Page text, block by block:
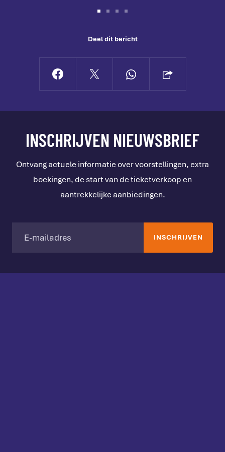
Deel dit bericht
INSCHRIJVEN NIEUWSBRIEF
Ontvang actuele informatie over voorstellingen, extra
boekingen, de start van de ticketverkoop en
aantrekkelijke aanbiedingen.